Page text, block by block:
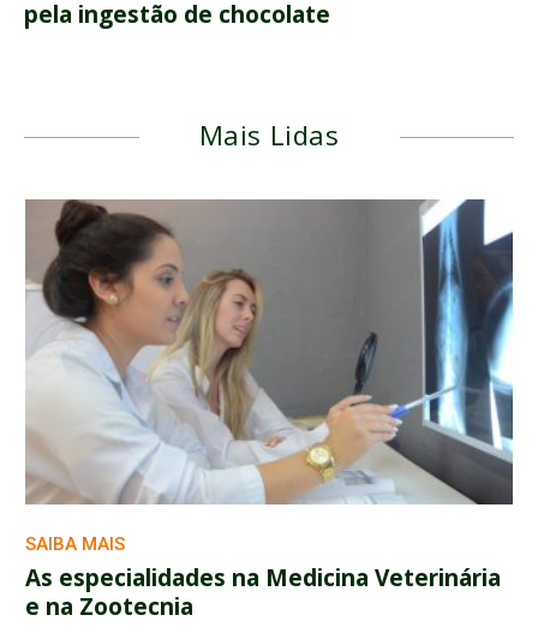
pela ingestão de chocolate
Mais Lidas
SAIBA MAIS
As especialidades na Medicina Veterinária
e na Zootecnia